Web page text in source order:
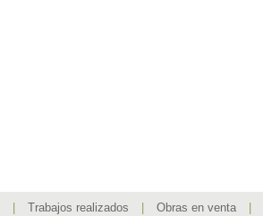
Trabajos realizados Obras en venta